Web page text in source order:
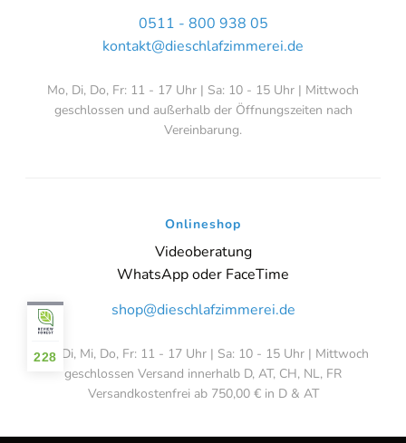
0511 - 800 938 05
kontakt@dieschlafzimmerei.de
Mo, Di, Do, Fr: 11 - 17 Uhr | Sa: 10 - 15 Uhr | Mittwoch
geschlossen und außerhalb der Öffnungszeiten nach
Vereinbarung.
Onlineshop
Videoberatung
WhatsApp oder FaceTime
shop@dieschlafzimmerei.de
Mo, Di, Mi, Do, Fr: 11 - 17 Uhr | Sa: 10 - 15 Uhr | Mittwoch
geschlossen Versand innerhalb D, AT, CH, NL, FR
Versandkostenfrei ab 750,00 € in D & AT
228